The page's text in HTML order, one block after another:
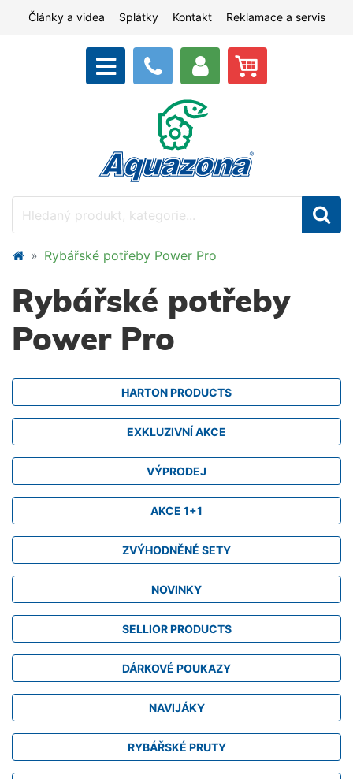
Články a videa Splátky Kontakt Reklamace a servis
Rybářské potřeby Power Pro
Rybářské potřeby
Power Pro
HARTON PRODUCTS
EXKLUZIVNÍ AKCE
VÝPRODEJ
AKCE 1+1
ZVÝHODNĚNÉ SETY
NOVINKY
SELLIOR PRODUCTS
DÁRKOVÉ POUKAZY
NAVIJÁKY
RYBÁŘSKÉ PRUTY